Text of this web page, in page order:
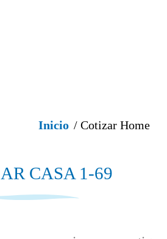
Inicio / Cotizar Home
CASA 1-69